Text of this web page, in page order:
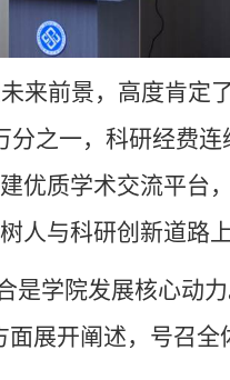
来前景，高度肯定
分之一，科研经费
优质学术交流平台
人与科研创新道路上
是学院发展核心动
展开阐述，号召